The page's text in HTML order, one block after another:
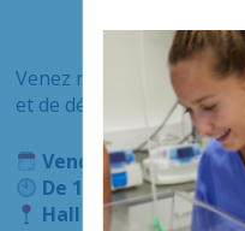
Venez nous rencontrer
et de dépistage:
Vendredi 27 mars
De 10h à 16h
Hall de l’Hôpital